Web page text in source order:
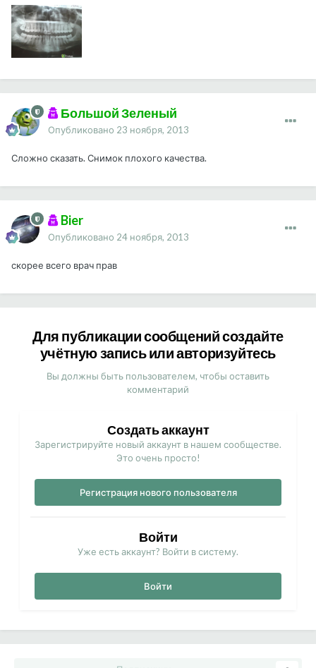
Большой Зеленый
Опубликовано 23 ноября, 2013
Сложно сказать. Снимок плохого качества.
Bier
Опубликовано 24 ноября, 2013
скорее всего врач прав
Для публикации сообщений создайте
учётную запись или авторизуйтесь
Вы должны быть пользователем, чтобы оставить
комментарий
Создать аккаунт
Зарегистрируйте новый аккаунт в нашем сообществе.
Это очень просто!
Регистрация нового пользователя
Войти
Уже есть аккаунт? Войти в систему.
Войти